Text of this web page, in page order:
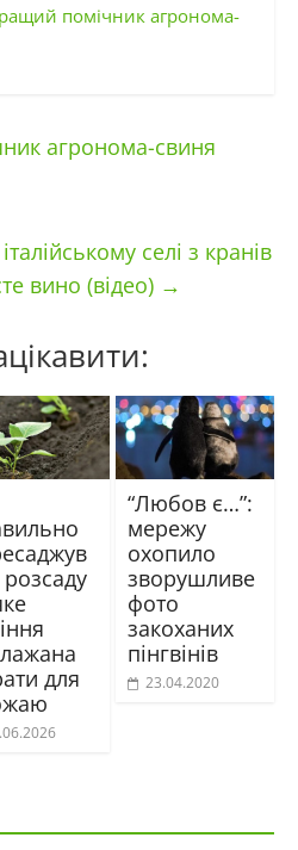
помічник агронома-
агронома-свиня
селі з кранів
вино (відео) →
для
“Любов є…”:
мережу
охопило
зворушливе
фото
закоханих
пінгвінів
23.04.2020